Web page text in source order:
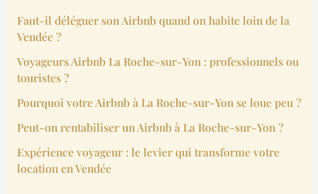
Faut-il déléguer son Airbnb quand on habite loin de la
Vendée ?
Voyageurs Airbnb La Roche-sur-Yon : professionnels ou
touristes ?
Pourquoi votre Airbnb à La Roche-sur-Yon se loue peu ?
Peut-on rentabiliser un Airbnb à La Roche-sur-Yon ?
Expérience voyageur : le levier qui transforme votre
location en Vendée